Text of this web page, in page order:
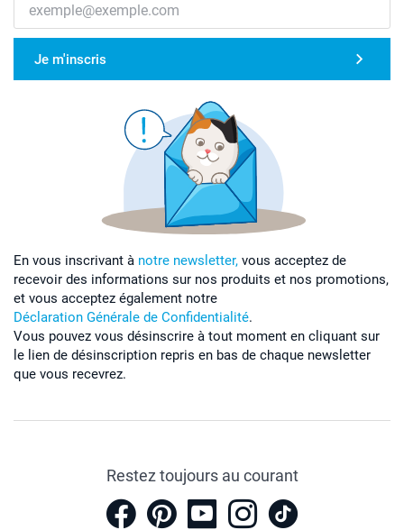
Je m'inscris
En vous inscrivant à notre newsletter, vous acceptez de
recevoir des informations sur nos produits et nos promotions,
et vous acceptez également notre
Déclaration Générale de Confidentialité.
Vous pouvez vous désinscrire à tout moment en cliquant sur
le lien de désinscription repris en bas de chaque newsletter
que vous recevrez.
Restez toujours au courant